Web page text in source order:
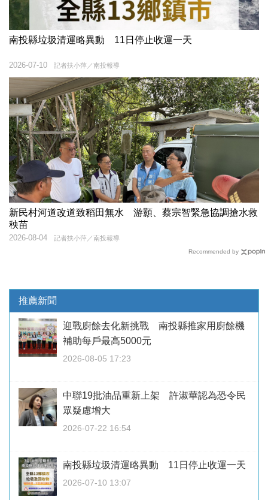
南投縣垃圾清運略異動 11日停止收運一天
記者扶小萍／南投報導
2026-07-10
新民村河道改道致稻田無水 游顥、蔡宗智緊急協調搶水救
秧苗
記者扶小萍／南投報導
2026-08-04
Recommended by
推薦新聞
迎戰廚餘去化新挑戰 南投縣推家用廚餘機
補助每戶最高5000元
2026-08-05 17:23
中聯19批油品重新上架 許淑華認為恐令民
眾疑慮增大
2026-07-22 16:54
南投縣垃圾清運略異動 11日停止收運一天
2026-07-10 13:07